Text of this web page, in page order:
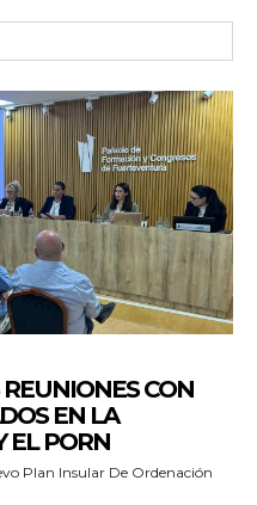
CON
EN LA
EL PORN
Plan Insular De Ordenación